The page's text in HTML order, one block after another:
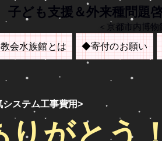
子ども支援＆外来種問題
＜京都市内博
会水族館とは ◆寄付のお願い
システム工事費用>
りがとう